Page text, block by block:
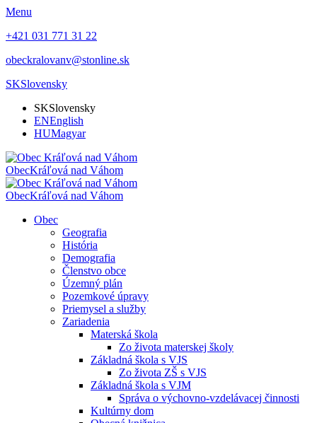
Menu
+421 031 771 31 22
obeckralovanv@stonline.sk
SKSlovensky
SKSlovensky
ENEnglish
HUMagyar
ObecKráľová nad Váhom
ObecKráľová nad Váhom
Obec
Geografia
História
Demografia
Členstvo obce
Územný plán
Pozemkové úpravy
Priemysel a služby
Zariadenia
Materská škola
Zo života materskej školy
Základná škola s VJS
Zo života ZŠ s VJS
Základná škola s VJM
Správa o výchovno-vzdelávacej činnosti
Kultúrny dom